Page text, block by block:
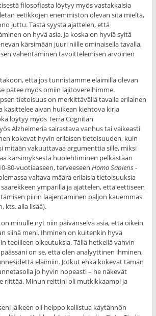
filosofiasta löytyy myös vastakkaisia
eetikkojen enemmistön olevan sitä mieltä,
juttu. Tästä syystä ajattelen, että
on hyvä asia. Ja koska on hyviä syitä
kärsimään juuri niille ominaisella tavalla,
vähentäminen tavoittelemisen arvoinen
että jos tunnistamme eläimillä olevan
pätee myös omiin lajitovereihimme.
tietoisuus on merkittävällä tavalla erilainen
käsittelee aivan huikean kiehtova kirja
löytyy myös Terra Cognitan
Alzheimeria sairastava vanhus tai vaikeasti
kokevat hyvin erilaisen tietoisuuden, kuin
mitään vakuuttavaa argumenttia sille, miksi
kärsimyksestä huolehtiminen pelkästään
80-vuotiaaseen, terveeseen Homo Sapiens-
valtava määrä erilaisia tietoisuuksia
ympärillä ja ajattelen, että eettiseen
piirin laajentaminen paljon kauemmas
kts. alla lisää).
minulle nyt niin päivänselvä asia, että oikein
siinä meni. Ihminen on kuitenkin hyvä
teoilleen oikeutuksia. Tällä hetkellä vahvin
on se, että olen analyyttinen ihminen,
eläimiin. Jotkut ehkä kokevat tämän
jo hyvin nopeasti – he näkevät
riittää. Minun reittini oli mutkikkaampi ja
jälkeen oli helppo kallistua käytännön